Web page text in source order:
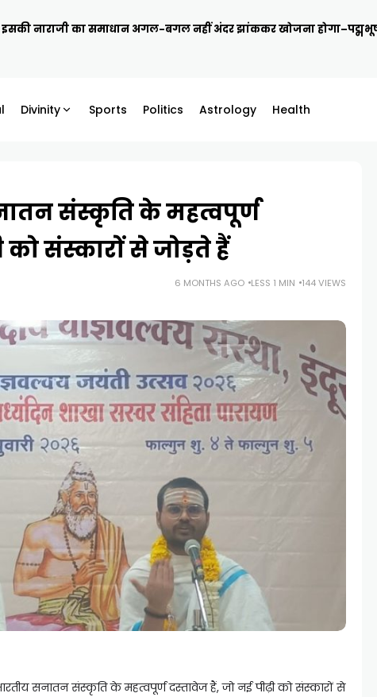
इसकी नाराजी का समाधान अगल-बगल नहीं अंदर झांककर खोजना
Divinity Sports Politics Astrology Health
संस्कृति के महत्वपूर्ण
को संस्कारों से जोड़ते हैं
6 MONTHS AGO LESS 1 MIN 144 VIEWS
सनातन संस्कृति के महत्वपूर्ण दस्तावेज हैं, जो नई पीढ़ी को संस्कारों से